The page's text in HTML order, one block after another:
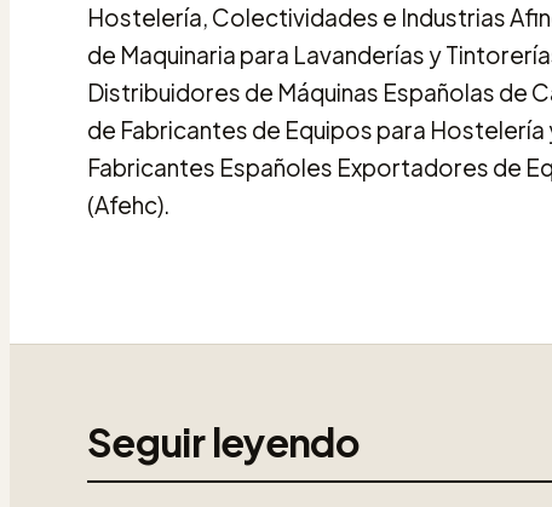
Hostelería, Colectividades e Industrias
de Maquinaria para Lavanderías y
Distribuidores de Máquinas Españolas de
de Fabricantes de Equipos para
Fabricantes Españoles Exportadores de
(Afehc).
Seguir leyendo